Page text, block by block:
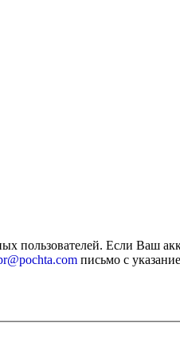
пользователей. Если Ваш
письмо с